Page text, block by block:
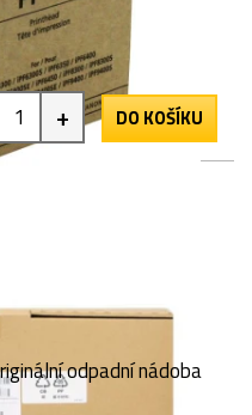
+ DO KOŠÍKU
odpadní nádoba